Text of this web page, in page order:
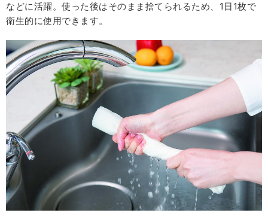
などに活躍。使った後はそのまま捨てられるため、1⽇1枚で
衛⽣的に使⽤できます。